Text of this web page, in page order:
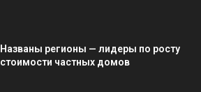
Названы регионы — лидеры по росту
стоимости частных домов